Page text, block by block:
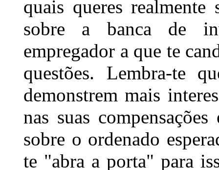
quais queres realmente
sobre a banca de
empregador a que te
questões. Lembra-te
demonstrem mais
nas suas
sobre o ordenado
te "abra a porta" para